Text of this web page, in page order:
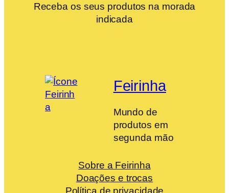
Receba os seus produtos na morada
indicada
Feirinha
Mundo de
produtos em
segunda mão
Sobre a Feirinha
Doações e trocas
Política de privacidade